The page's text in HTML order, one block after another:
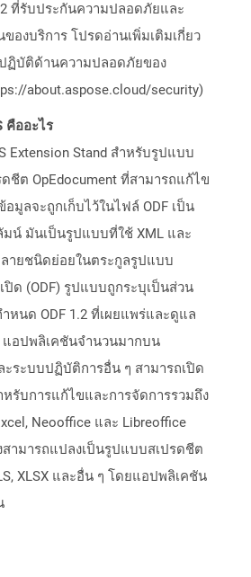
ที่รับประกันความปลอดภัยและ
องบริการ โปรดอ่านเพิ่มเติมเกี่ยว
ฏิบัติด้านความปลอดภัยของ
about.aspose.cloud/security)
คืออะไร
Extension Stand สำหรับรูปแบบ
ดชีต OpEdocument ที่สามารถแก้ไข
มูลจะถูกเก็บไว้ในไฟล์ ODF เป็น
น์ มันเป็นรูปแบบที่ใช้ XML และ
ายชนิดย่อยในตระกูลรูปแบบ
ปิด (ODF) รูปแบบถูกระบุเป็นส่วน
หนด ODF 1.2 ที่เผยแพร่และดูแล
แอปพลิเคชันจำนวนมากบน
ะระบบปฏิบัติการอื่น ๆ สามารถเปิด
หรับการแก้ไขและการจัดการรวมถึง
Neooffice และ Libreoffice
สามารถแปลงเป็นรูปแบบสเปรดชีต
XLSX และอื่น ๆ โดยแอปพลิเคชัน